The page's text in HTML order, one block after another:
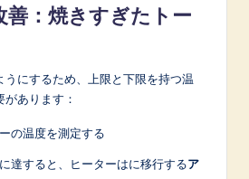
善：焼きすぎたトー
うにするため、上限と下限を持つ温
あります：
の温度を測定する
に達すると、ヒーターはに移行するア